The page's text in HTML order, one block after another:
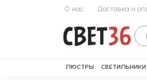
О нас Доставка и
ЛЮСТРЫ СВЕТИЛЬНИКИ